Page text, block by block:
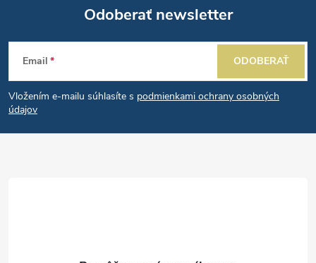
Z
á
p
Odoberať newsletter
Email
Vložením e-mailu súhlasíte s podmienkami ochrany osobných
údajov
ODOBERAŤ